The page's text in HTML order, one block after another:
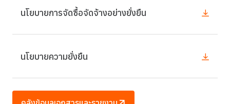
นโยบายการจัดซื้อจัดจ้างอย่างยั่งยืน
นโยบายความยั่งยืน